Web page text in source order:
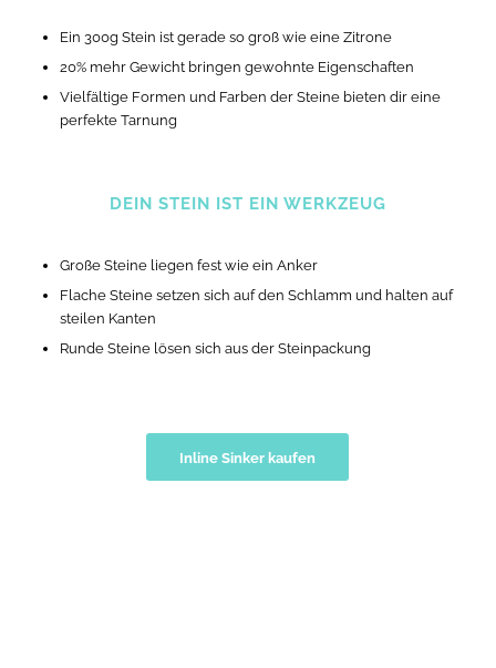
Ein 300g Stein ist gerade so groß wie eine Zitrone
20% mehr Gewicht bringen gewohnte Eigenschaften
Vielfältige Formen und Farben der Steine bieten dir eine
perfekte Tarnung
DEIN STEIN IST EIN WERKZEUG
Große Steine liegen fest wie ein Anker
Flache Steine setzen sich auf den Schlamm und halten auf
steilen Kanten
Runde Steine lösen sich aus der Steinpackung
Inline Sinker kaufen